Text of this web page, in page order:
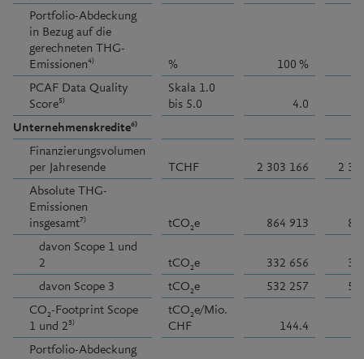
Portfolio-Abdeckung
in Bezug auf die
gerechneten THG-
Emissionen4) % 100 %
PCAF Data Quality
Score5)
Skala 1.0
bis 5.0
4.0
Unternehmenskredite6)
Finanzierungsvolumen
per Jahresende
TCHF 2 303 166
2
Absolute THG-
Emissionen
insgesamt7) tCO2e 864 913
davon Scope 1 und
2
tCO2e 332 656
davon Scope 3
tCO2e 532 257
CO2-Footprint Scope
1 und 23)
tCO2e/Mio.
CHF
144.4
Portfolio-Abdeckung